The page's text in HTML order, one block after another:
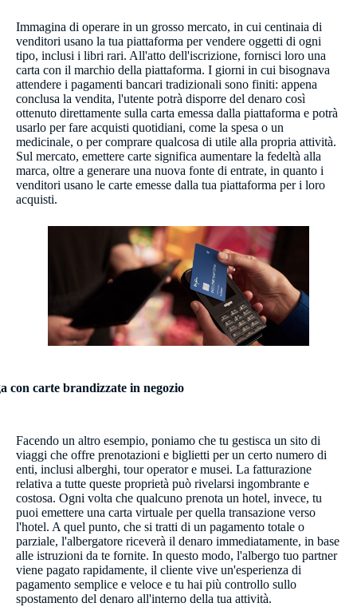
Immagina di operare in un grosso mercato, in cui centinaia di
venditori usano la tua piattaforma per vendere oggetti di ogni
tipo, inclusi i libri rari. All'atto dell'iscrizione, fornisci loro una
carta con il marchio della piattaforma. I giorni in cui bisognava
attendere i pagamenti bancari tradizionali sono finiti: appena
conclusa la vendita, l'utente potrà disporre del denaro così
ottenuto direttamente sulla carta emessa dalla piattaforma e potrà
usarlo per fare acquisti quotidiani, come la spesa o un
medicinale, o per comprare qualcosa di utile alla propria attività.
Sul mercato, emettere carte significa aumentare la fedeltà alla
marca, oltre a generare una nuova fonte di entrate, in quanto i
venditori usano le carte emesse dalla tua piattaforma per i loro
acquisti.
con carte brandizzate in negozio
Facendo un altro esempio, poniamo che tu gestisca un sito di
viaggi che offre prenotazioni e biglietti per un certo numero di
enti, inclusi alberghi, tour operator e musei. La fatturazione
relativa a tutte queste proprietà può rivelarsi ingombrante e
costosa. Ogni volta che qualcuno prenota un hotel, invece, tu
puoi emettere una carta virtuale per quella transazione verso
l'hotel. A quel punto, che si tratti di un pagamento totale o
parziale, l'albergatore riceverà il denaro immediatamente, in base
alle istruzioni da te fornite. In questo modo, l'albergo tuo partner
viene pagato rapidamente, il cliente vive un'esperienza di
pagamento semplice e veloce e tu hai più controllo sullo
spostamento del denaro all'interno della tua attività.